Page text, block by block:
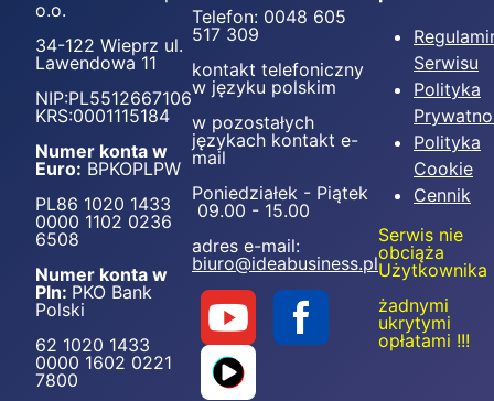
o.o.
34-122 Wieprz ul.
Lawendowa 11
NIP:PL5512667106
KRS:0001115184
Numer konta w
Euro: BPKOPLPW
PL86 1020 1433
0000 1102 0236
6508
Numer konta w
Pln: PKO Bank
Polski
62 1020 1433
0000 1602 0221
7800
Telefon: 0048 605
517 309
kontakt telefoniczny
w języku polskim
w pozostałych
językach kontakt e-
mail
Poniedziałek - Piątek
09.00 - 15.00
adres e-mail:
biuro@ideabusiness.pl
Serwisu
Polityka
Polityka
Cookie
Cennik
Serwis nie
obciąża
Użytkownika
żadnymi
ukrytymi
opłatami !!!